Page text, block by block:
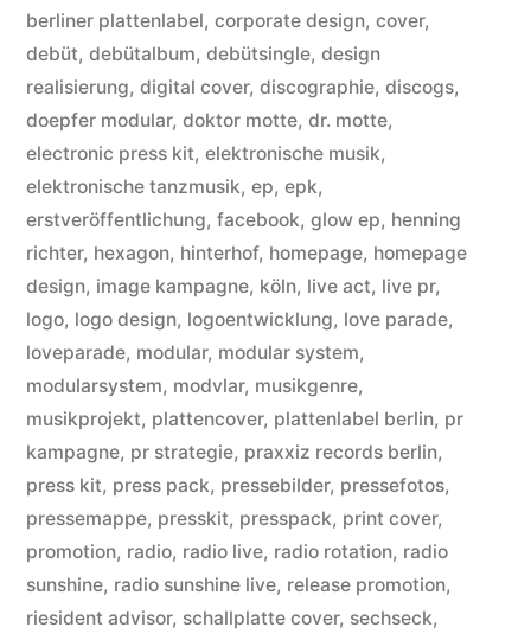
berliner plattenlabel, corporate design, cover,
debüt, debütalbum, debütsingle, design
realisierung, digital cover, discographie, discogs,
doepfer modular, doktor motte, dr. motte,
electronic press kit, elektronische musik,
elektronische tanzmusik, ep, epk,
erstveröffentlichung, facebook, glow ep, henning
richter, hexagon, hinterhof, homepage, homepage
design, image kampagne, köln, live act, live pr,
logo, logo design, logoentwicklung, love parade,
loveparade, modular, modular system,
modularsystem, modvlar, musikgenre,
musikprojekt, plattencover, plattenlabel berlin, pr
kampagne, pr strategie, praxxiz records berlin,
press kit, press pack, pressebilder, pressefotos,
pressemappe, presskit, presspack, print cover,
promotion, radio, radio live, radio rotation, radio
sunshine, radio sunshine live, release promotion,
riesident advisor, schallplatte cover, sechseck,